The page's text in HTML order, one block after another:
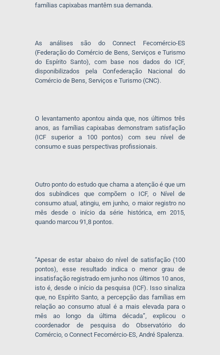
famílias capixabas mantêm sua demanda.
As análises são do Connect Fecomércio-ES
(Federação do Comércio de Bens, Serviços e Turismo
do Espírito Santo), com base nos dados do ICF,
disponibilizados pela Confederação Nacional do
Comércio de Bens, Serviços e Turismo (CNC).
O levantamento apontou ainda que, nos últimos três
anos, as famílias capixabas demonstram satisfação
(ICF superior a 100 pontos) com seu nível de
consumo e suas perspectivas profissionais.
Outro ponto do estudo que chama a atenção é que um
dos subíndices que compõem o ICF, o Nível de
consumo atual, atingiu, em junho, o maior registro no
mês desde o início da série histórica, em 2015,
quando marcou 91,8 pontos.
“Apesar de estar abaixo do nível de satisfação (100
pontos), esse resultado indica o menor grau de
insatisfação registrado em junho nos últimos 10 anos,
isto é, desde o início da pesquisa (ICF). Isso sinaliza
que, no Espírito Santo, a percepção das famílias em
relação ao consumo atual é a mais elevada para o
mês ao longo da última década”, explicou o
coordenador de pesquisa do Observatório do
Comércio, o Connect Fecomércio-ES, André Spalenza.